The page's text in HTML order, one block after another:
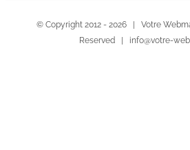
© Copyright 2012 - 2026 | Votre
Reserved | info@votre-